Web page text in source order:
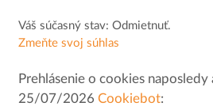
Váš súčasný stav: Odmietnuť.
Zmeňte svoj ​​súhlas
Prehlásenie o cookies
25/07/2026Cookiebot: